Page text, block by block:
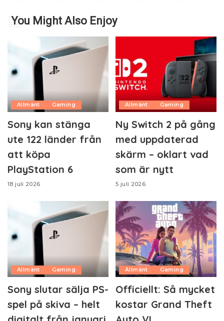
You Might Also Enjoy
Allmänt Gaming
Sony kan stänga
ute 122 länder från
att köpa
PlayStation 6
18 juli 2026
Allmänt Gaming
Ny Switch 2 på gång
med uppdaterad
skärm – oklart vad
som är nytt
5 juli 2026
Allmänt Gaming
Sony slutar sälja PS-
spel på skiva – helt
Allmänt Gaming
Officiellt: Så mycket
kostar Grand Theft